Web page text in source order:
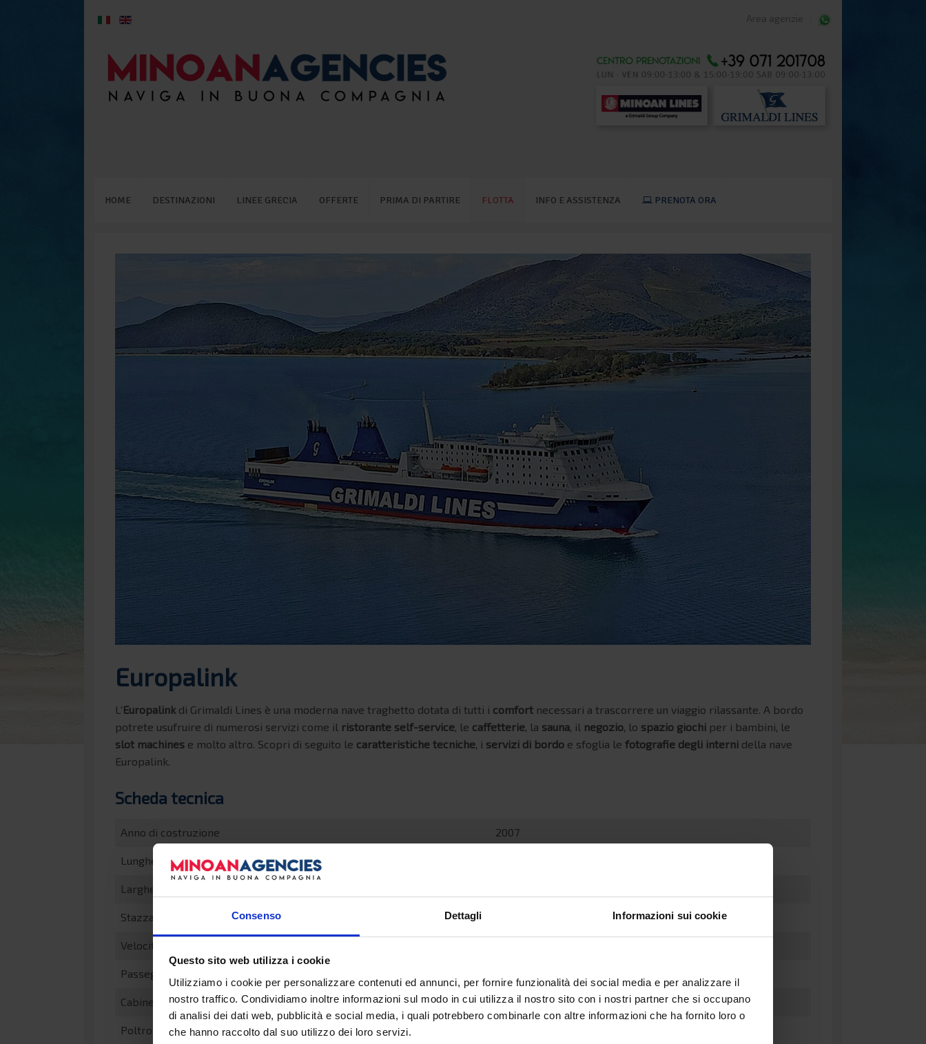
Consenso Dettagli Informazioni sui cookie
Questo sito web utilizza i cookie
Utilizziamo i cookie per personalizzare contenuti ed annunci, per fornire funzionalità dei social media e per analizzare il
nostro traffico. Condividiamo inoltre informazioni sul modo in cui utilizza il nostro sito con i nostri partner che si occupano
di analisi dei dati web, pubblicità e social media, i quali potrebbero combinarle con altre informazioni che ha fornito loro o
che hanno raccolto dal suo utilizzo dei loro servizi.
Area agenzie
HOME DESTINAZIONI LINEE GRECIA OFFERTE PRIMA DI PARTIRE FLOTTA INFO E ASSISTENZA PRENOTA ORA
Europalink
L'Europalink di Grimaldi Lines è una moderna nave traghetto dotata di tutti i comfort necessari a trascorrere un viaggio rilassante. A bordo
potrete usufruire di numerosi servizi come il ristorante self-service, le caffetterie, la sauna, il negozio, lo spazio giochi per i bambini, le
slot machines e molto altro. Scopri di seguito le caratteristiche tecniche, i servizi di bordo e sfoglia le fotografie degli interni della nave
Europalink.
Scheda tecnica
Anno di costruzione 2007
Lunghezza
Larghezza
Stazza lorda
Velocità di crociera
Passeggeri
Cabine 201
Poltrone